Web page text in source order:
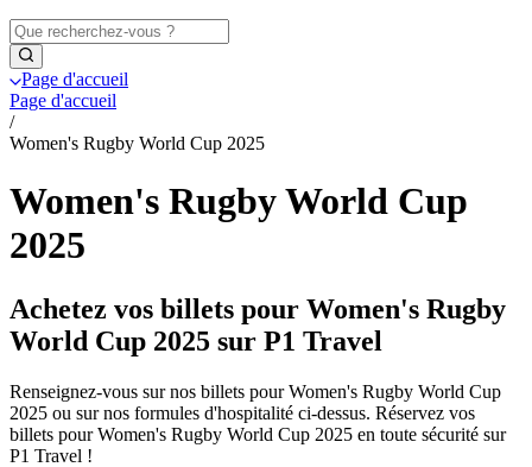
Page d'accueil
Page d'accueil
/
Women's Rugby World Cup 2025
Women's Rugby World Cup
2025
Achetez vos billets pour Women's Rugby
World Cup 2025 sur P1 Travel
Renseignez-vous sur nos billets pour Women's Rugby World Cup
2025 ou sur nos formules d'hospitalité ci-dessus. Réservez vos
billets pour Women's Rugby World Cup 2025 en toute sécurité sur
P1 Travel !